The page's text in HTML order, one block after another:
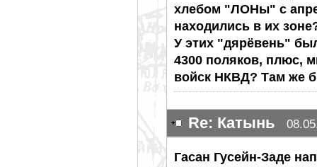
хлебом "ЛОНы" с
находились в их
У этих "дярёвень"
4300 поляков, плюс,
войск НКВД? Там же
Re: Катынь
Гасан Гусейн-Заде